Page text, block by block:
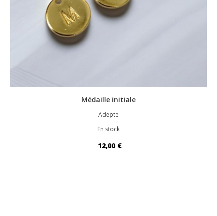
Médaille initiale
Adepte
En stock
12,00 €